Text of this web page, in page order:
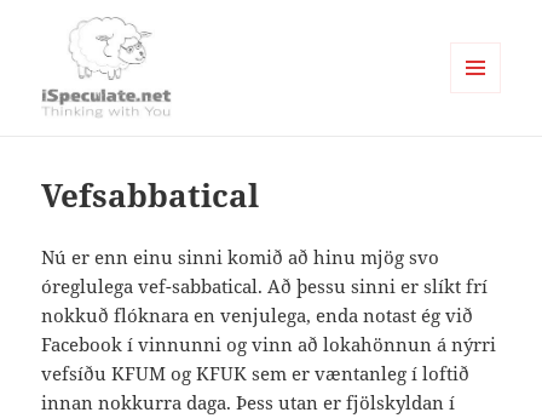
Vefsabbatical
Nú er enn einu sinni komið að hinu mjög svo
óreglulega vef-sabbatical. Að þessu sinni er slíkt frí
nokkuð flóknara en venjulega, enda notast ég við
Facebook í vinnunni og vinn að lokahönnun á nýrri
vefsíðu KFUM og KFUK sem er væntanleg í loftið
innan nokkurra daga. Þess utan er fjölskyldan í